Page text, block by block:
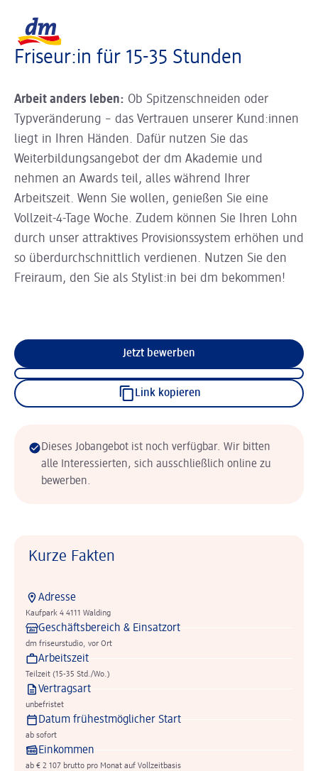
Friseur:in für 15-35 Stunden
Arbeit anders leben: Ob Spitzenschneiden oder
Typveränderung – das Vertrauen unserer Kund:innen
liegt in Ihren Händen. Dafür nutzen Sie das
Weiterbildungsangebot der dm Akademie und
nehmen an Awards teil, alles während Ihrer
Arbeitszeit. Wenn Sie wollen, genießen Sie eine
Vollzeit-4-Tage Woche. Zudem können Sie Ihren Lohn
durch unser attraktives Provisionssystem erhöhen und
so überdurchschnittlich verdienen. Nutzen Sie den
Freiraum, den Sie als Stylist:in bei dm bekommen!
Jetzt bewerben
Link kopieren
Dieses Jobangebot ist noch verfügbar. Wir bitten
alle Interessierten, sich ausschließlich online zu
bewerben.
Kurze Fakten
Adresse
Kaufpark 4 4111 Walding
Geschäftsbereich & Einsatzort
dm friseurstudio, vor Ort
Arbeitszeit
Teilzeit (15-35 Std./Wo.)
Vertragsart
unbefristet
Datum frühestmöglicher Start
ab sofort
Einkommen
ab € 2 107 brutto pro Monat auf Vollzeitbasis